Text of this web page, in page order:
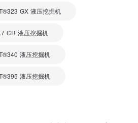
GX 液压挖掘机
CR 液压挖掘机
液压挖掘机
液压挖掘机